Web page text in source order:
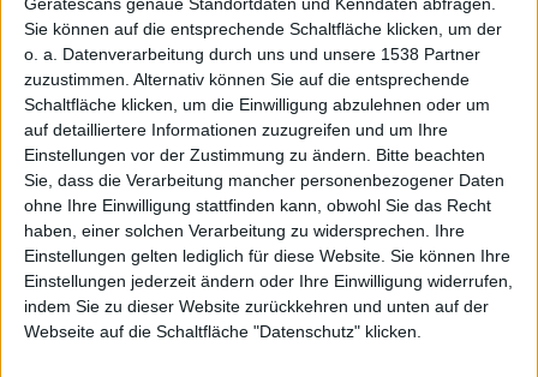
Gerätescans genaue Standortdaten und Kenndaten abfragen.
Sie können auf die entsprechende Schaltfläche klicken, um der
o. a. Datenverarbeitung durch uns und unsere 1538 Partner
zuzustimmen. Alternativ können Sie auf die entsprechende
Schaltfläche klicken, um die Einwilligung abzulehnen oder um
auf detailliertere Informationen zuzugreifen und um Ihre
Einstellungen vor der Zustimmung zu ändern. Bitte beachten
Sie, dass die Verarbeitung mancher personenbezogener Daten
ohne Ihre Einwilligung stattfinden kann, obwohl Sie das Recht
haben, einer solchen Verarbeitung zu widersprechen. Ihre
Einstellungen gelten lediglich für diese Website. Sie können Ihre
Einstellungen jederzeit ändern oder Ihre Einwilligung widerrufen,
indem Sie zu dieser Website zurückkehren und unten auf der
Webseite auf die Schaltfläche "Datenschutz" klicken.
Gedank